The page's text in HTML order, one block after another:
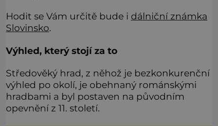
Hodit se Vám určitě bude i dálniční známka
Slovinsko.
Výhled, který stojí za to
Středověký hrad, z něhož je bezkonkurenční
výhled po okolí, je obehnaný románskými
hradbami a byl postaven na původním
opevnění z 11. století.